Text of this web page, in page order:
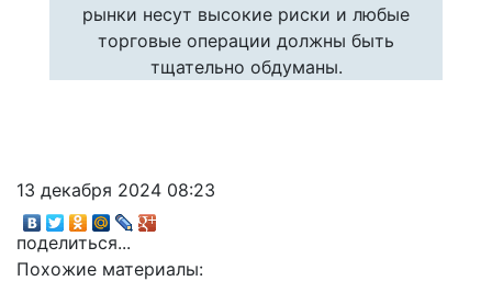
рынки несут высокие риски и любые
торговые операции должны быть
тщательно обдуманы.
13 декабря 2024 08:23
поделиться...
Похожие материалы: